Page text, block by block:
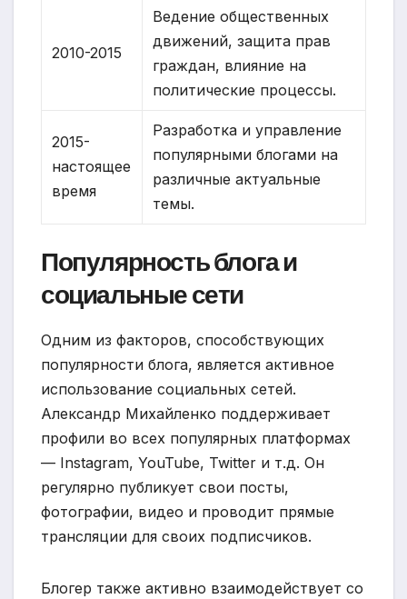
2010-2015
Ведение общественных
движений, защита прав
граждан, влияние на
политические процессы.
2015-
настоящее
время
Разработка и управление
популярными блогами на
различные актуальные
темы.
Популярность блога и
социальные сети
Одним из факторов, способствующих
популярности блога, является активное
использование социальных сетей.
Александр Михайленко поддерживает
профили во всех популярных платформах
— Instagram, YouTube, Twitter и т.д. Он
регулярно публикует свои посты,
фотографии, видео и проводит прямые
трансляции для своих подписчиков.
Блогер также активно взаимодействует со